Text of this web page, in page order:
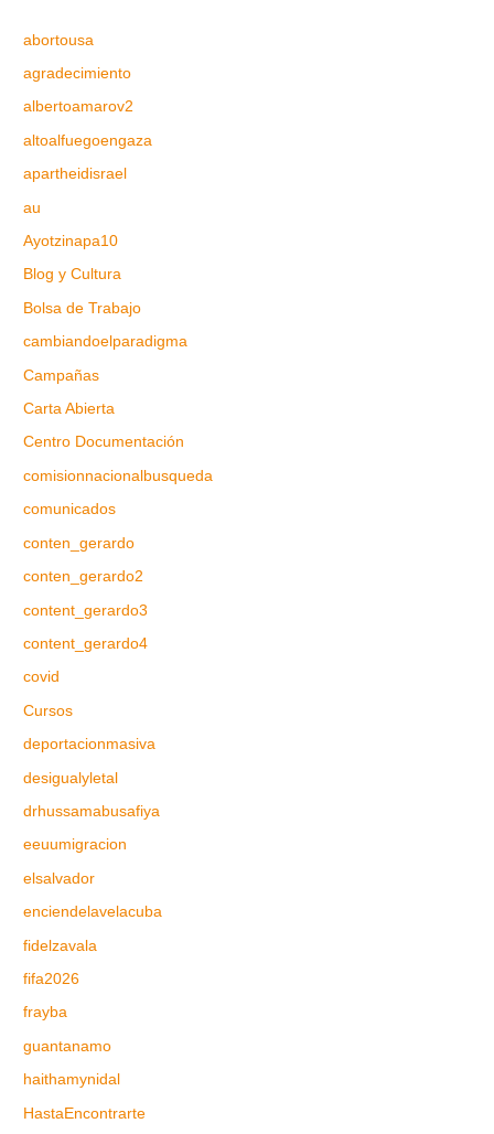
abortousa
agradecimiento
albertoamarov2
altoalfuegoengaza
apartheidisrael
au
Ayotzinapa10
Blog y Cultura
Bolsa de Trabajo
cambiandoelparadigma
Campañas
Carta Abierta
Centro Documentación
comisionnacionalbusqueda
comunicados
conten_gerardo
conten_gerardo2
content_gerardo3
content_gerardo4
covid
Cursos
deportacionmasiva
desigualyletal
drhussamabusafiya
eeuumigracion
elsalvador
enciendelavelacuba
fidelzavala
fifa2026
frayba
guantanamo
haithamynidal
HastaEncontrarte